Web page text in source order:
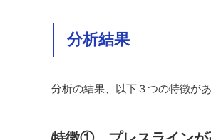
分析結果
分析の結果、以下３つの特徴が